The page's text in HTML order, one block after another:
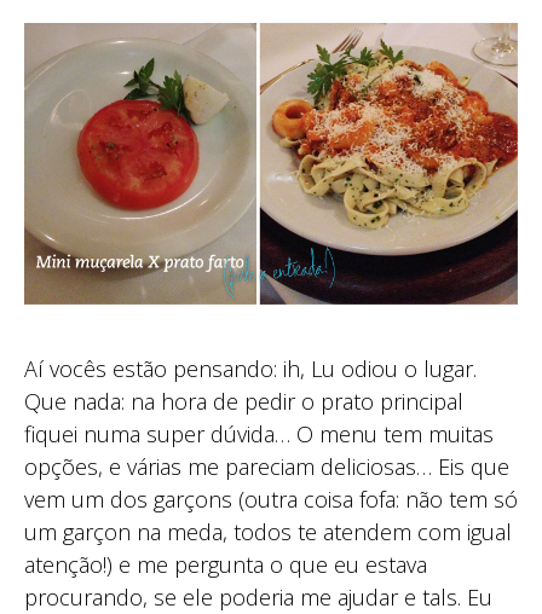
Aí vocês estão pensando: ih, Lu odiou o lugar.
Que nada: na hora de pedir o prato principal
fiquei numa super dúvida… O menu tem muitas
opções, e várias me pareciam deliciosas… Eis que
vem um dos garçons (outra coisa fofa: não tem só
um garçon na meda, todos te atendem com igual
atenção!) e me pergunta o que eu estava
procurando, se ele poderia me ajudar e tals. Eu